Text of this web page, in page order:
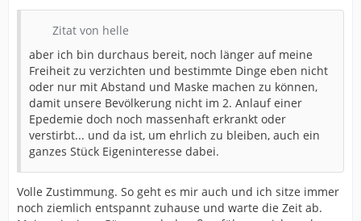
Zitat von helle
aber ich bin durchaus bereit, noch länger auf meine
Freiheit zu verzichten und bestimmte Dinge eben nicht
oder nur mit Abstand und Maske machen zu können,
damit unsere Bevölkerung nicht im 2. Anlauf einer
Epedemie doch noch massenhaft erkrankt oder
verstirbt... und da ist, um ehrlich zu bleiben, auch ein
ganzes Stück Eigeninteresse dabei.
Volle Zustimmung. So geht es mir auch und ich sitze immer
noch ziemlich entspannt zuhause und warte die Zeit ab.